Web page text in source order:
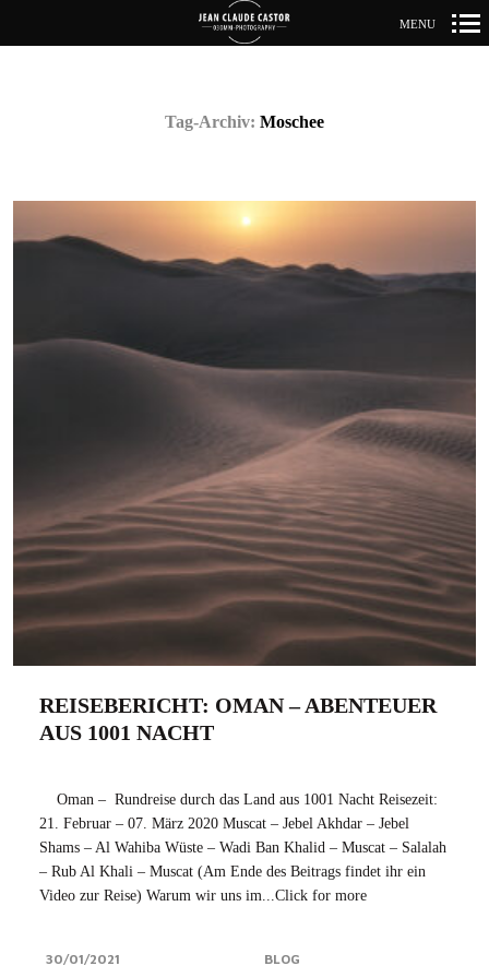
MENU
Tag-Archiv: Moschee
REISEBERICHT: OMAN – ABENTEUER
AUS 1001 NACHT
Oman – Rundreise durch das Land aus 1001 Nacht Reisezeit:
21. Februar – 07. März 2020 Muscat – Jebel Akhdar – Jebel
Shams – Al Wahiba Wüste – Wadi Ban Khalid – Muscat – Salalah
– Rub Al Khali – Muscat (Am Ende des Beitrags findet ihr ein
Video zur Reise) Warum wir uns im...Click for more
30/01/2021 BLOG